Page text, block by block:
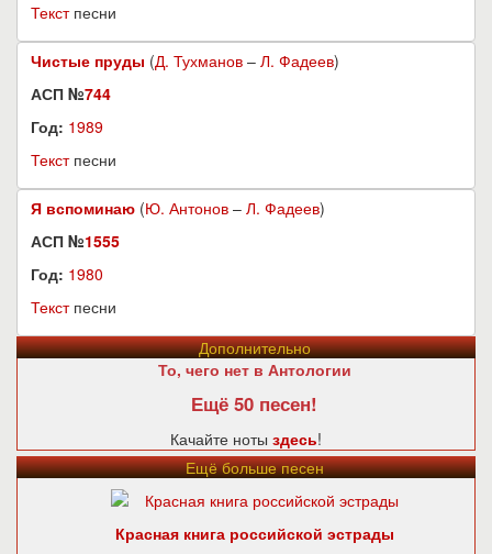
Текстпесни
Чистые пруды (Д. Тухманов – Л. Фадеев)
АСП №744
Год: 1989
Текстпесни
Я вспоминаю (Ю. Антонов – Л. Фадеев)
АСП №1555
Год: 1980
Текстпесни
Дополнительно
То, чего нет в Антологии
Ещё 50 песен!
Качайте ноты здесь!
Ещё больше песен
Красная книга российской эстрады